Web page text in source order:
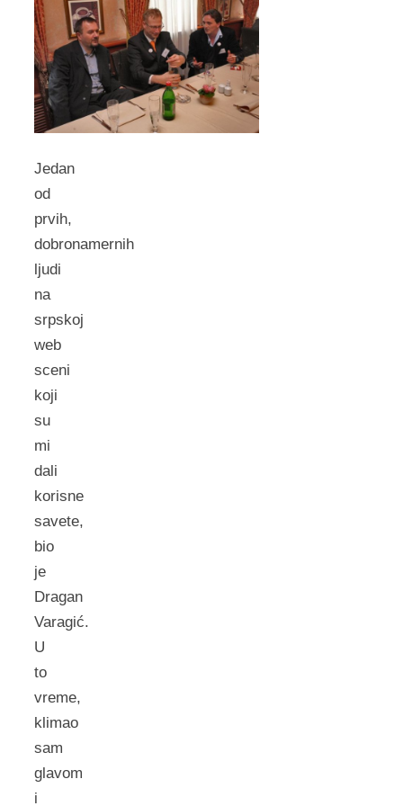
Jedan
od
prvih,
dobronamernih
ljudi
na
srpskoj
web
sceni
koji
su
mi
dali
korisne
savete,
bio
je
Dragan
Varagić.
U
to
vreme,
klimao
sam
glavom
i